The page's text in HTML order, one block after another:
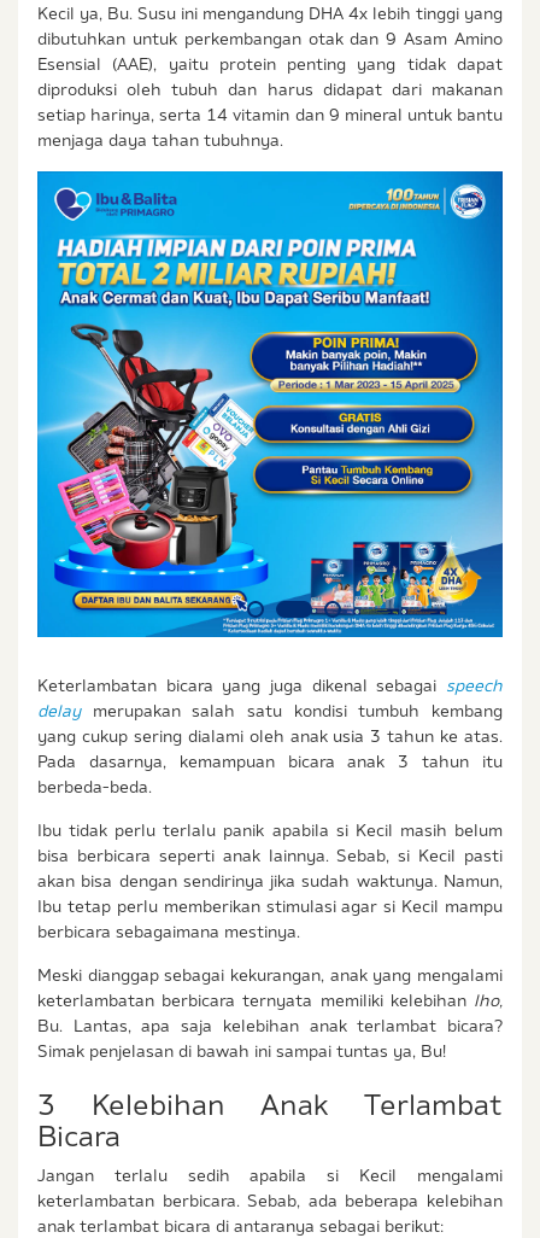
Kecil ya, Bu. Susu ini mengandung DHA 4x lebih tinggi yang
dibutuhkan untuk perkembangan otak dan 9 Asam Amino
Esensial (AAE), yaitu protein penting yang tidak dapat
diproduksi oleh tubuh dan harus didapat dari makanan
setiap harinya, serta 14 vitamin dan 9 mineral untuk bantu
menjaga daya tahan tubuhnya.
Keterlambatan bicara yang juga dikenal sebagai speech
delaymerupakan salah satu kondisi tumbuh kembang
yang cukup sering dialami oleh anak usia 3 tahun ke atas.
Pada dasarnya, kemampuan bicara anak 3 tahun itu
berbeda-beda.
Ibu tidak perlu terlalu panik apabila si Kecil masih belum
bisa berbicara seperti anak lainnya. Sebab, si Kecil pasti
akan bisa dengan sendirinya jika sudah waktunya. Namun,
Ibu tetap perlu memberikan stimulasi agar si Kecil mampu
berbicara sebagaimana mestinya.
Meski dianggap sebagai kekurangan, anak yang mengalami
keterlambatan berbicara ternyata memiliki kelebihan lho,
Bu. Lantas, apa saja kelebihan anak terlambat bicara?
Simak penjelasan di bawah ini sampai tuntas ya, Bu!
3 Kelebihan Anak Terlambat
Bicara
Jangan terlalu sedih apabila si Kecil mengalami
keterlambatan berbicara. Sebab, ada beberapa kelebihan
anak terlambat bicara di antaranya sebagai berikut: